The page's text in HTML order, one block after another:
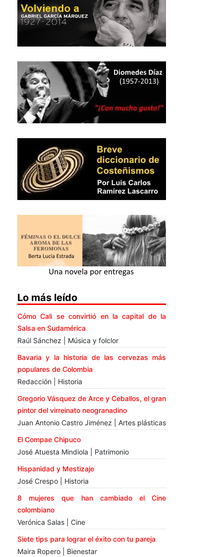
Lo más leído
Cómo Cali se convirtió en la capital de la
Salsa en Sudamérica
Raúl Sánchez | Música y folclor
Bavaria y la historia de las cervezas más
populares de Colombia
Redacción | Historia
Gregorio Vásquez de Arce y Ceballos, el gran
pintor del virreinato neogranadino
Juan Antonio Castro Jiménez | Artes plásticas
El Compae Chipuco
José Atuesta Mindiola | Patrimonio
Hispanidad y Mestizaje
José Crespo | Historia
8 mujeres que han cambiado el Cine
colombiano
Verónica Salas | Cine
Siete tips para lograr el éxito con tu pareja
Maira Ropero | Bienestar